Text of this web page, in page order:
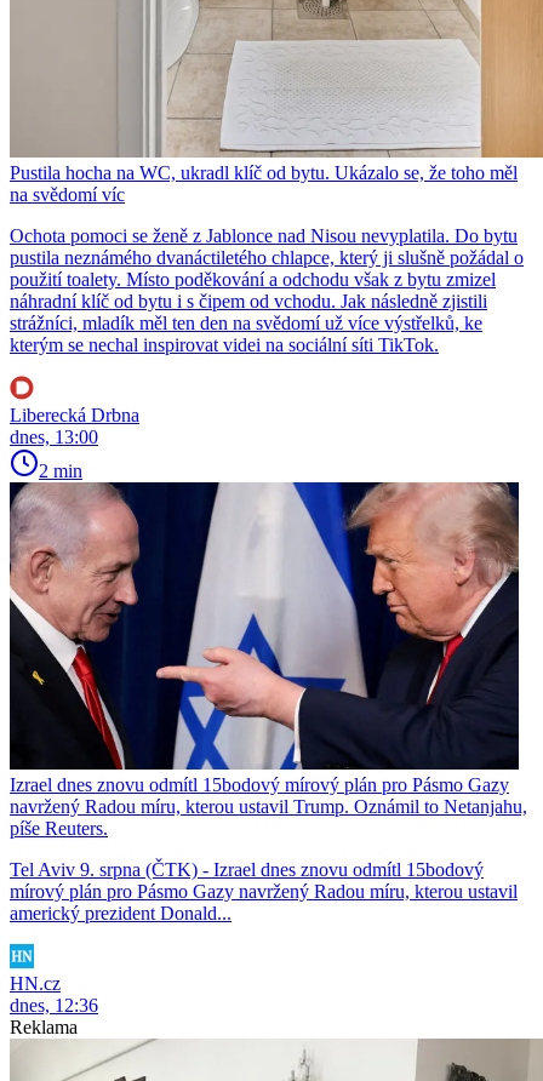
Pustila hocha na WC, ukradl klíč od bytu. Ukázalo se, že toho měl
na svědomí víc
Ochota pomoci se ženě z Jablonce nad Nisou nevyplatila. Do bytu
pustila neznámého dvanáctiletého chlapce, který ji slušně požádal o
použití toalety. Místo poděkování a odchodu však z bytu zmizel
náhradní klíč od bytu i s čipem od vchodu. Jak následně zjistili
strážníci, mladík měl ten den na svědomí už více výstřelků, ke
kterým se nechal inspirovat videi na sociální síti TikTok.
Liberecká Drbna
dnes, 13:00
2 min
Izrael dnes znovu odmítl 15bodový mírový plán pro Pásmo Gazy
navržený Radou míru, kterou ustavil Trump. Oznámil to Netanjahu,
píše Reuters.
Tel Aviv 9. srpna (ČTK) - Izrael dnes znovu odmítl 15bodový
mírový plán pro Pásmo Gazy navržený Radou míru, kterou ustavil
americký prezident Donald...
HN.cz
dnes, 12:36
Reklama